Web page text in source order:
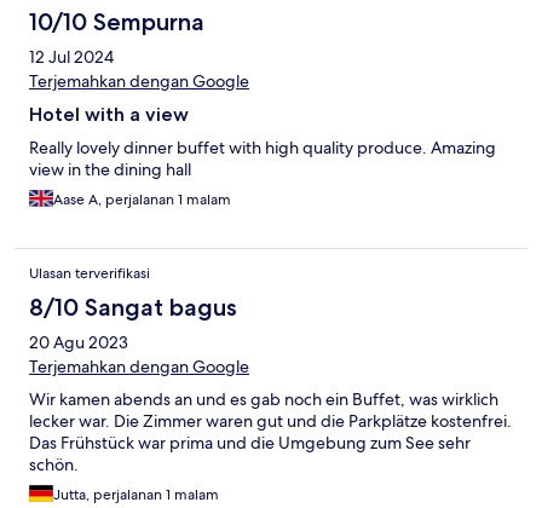
10/10 Sempurna
12 Jul 2024
Terjemahkan dengan Google
Hotel with a view
Really lovely dinner buffet with high quality produce. Amazing
view in the dining hall
Aase A, perjalanan 1 malam
Ulasan terverifikasi
8/10 Sangat bagus
20 Agu 2023
Terjemahkan dengan Google
Wir kamen abends an und es gab noch ein Buffet, was wirklich
lecker war. Die Zimmer waren gut und die Parkplätze kostenfrei.
Das Frühstück war prima und die Umgebung zum See sehr
schön.
Jutta, perjalanan 1 malam